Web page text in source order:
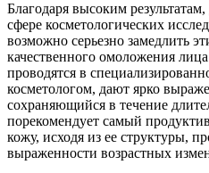
Благодаря высоким
сфере косметологических
возможно серьезно замедлить
качественного омоложения
проводятся в
косметологом, дают ярко
сохраняющийся в течение
порекомендует самый
кожу, исходя из ее структуры,
выраженности возрастных